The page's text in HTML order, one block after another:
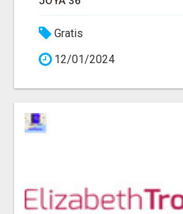
Gratis
12/01/2024